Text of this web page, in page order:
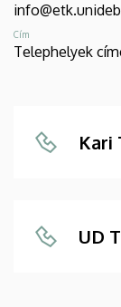
Cím
Telephelyek
Kari
UD